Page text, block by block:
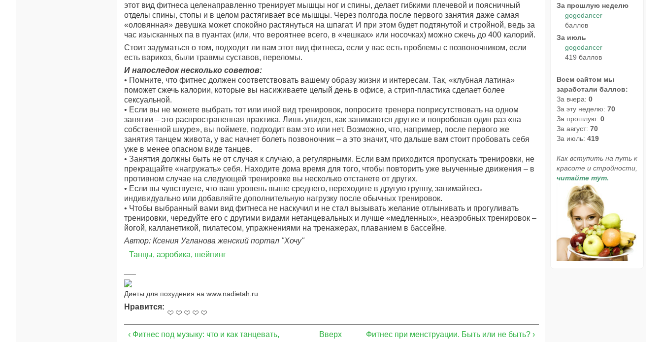
этот вид фитнеса целенаправленно тренирует мышцы ног и спины, делает гибкими плечевой и поясничный
отделы спины, стопы и в целом растягивает все мышцы. Через полгода после первого занятия даже самая
«оловянная» девушка может спокойно растянуться на шпагат. И при этом будет подтянутой и стройной, ведь за
час изысканных па в пуантах (или, что вероятнее всего, в «чешках» или носочках) можно сжечь до 400 калорий.
Стоит задуматься о том, подходит ли вам этот вид фитнеса, если у вас есть проблемы с позвоночником, если
есть варикоз, были травмы суставов, переломы.
И напоследок несколько советов:
• Помните, что фитнес должен соответствовать вашему образу жизни и интересам. Так, «клубная латина»
поможет сжечь калории, которые вы насиживаете целый день в офисе, а стрип-пластика сделает более
сексуальной.
• Если вы не можете выбрать тот или иной вид тренировок, попросите тренера поприсутствовать на одном
занятии – это распространенная практика. Лишь увидев, как занимаются другие и попробовав один раз «на
собственной шкуре», вы поймете, подходит вам это или нет. Возможно, что, например, после первого же
занятия танцем живота, у вас начнет болеть позвоночник – а это значит, что дальше вам стоит пробовать себя
уже в менее опасном виде танцев.
• Занятия должны быть не от случая к случаю, а регулярными. Если вам приходится пропускать тренировки, не
прекращайте «нагружать» себя. Находите дома время для того, чтобы повторить уже выученные движения – в
противном случае на следующей тренировке вы несколько отстанете от других.
• Если вы чувствуете, что ваш уровень выше среднего, переходите в другую группу, занимайтесь
индивидуально или добавляйте дополнительную нагрузку после обычных тренировок.
• Чтобы выбранный вами вид фитнеса не наскучил и не стал вызывать желание отлынивать и прогуливать
тренировки, чередуйте его с другими видами нетанцевальных и лучше «медленных», неаэробных тренировок –
йогой, калланетикой, пилатесом, упражнениями на тренажерах, плаванием в бассейне.
Автор: Ксения Угланова женский портал "Хочу"
Танцы, аэробика, шейпинг
Диеты для похудения на www.nadietah.ru
Нравится:
‹ Фитнес под музыку: что и как танцевать,
Вверх Фитнес при менструации. Быть или не быть? ›
За прошлую неделю
gogodancer
баллов
За июль
gogodancer
419 баллов
Всем сайтом мы
заработали баллов:
За вчера: 0
За эту неделю: 70
За прошлую: 0
За август: 70
За июль: 419
Как вступить на путь к
красоте и стройности,
читайте тут.